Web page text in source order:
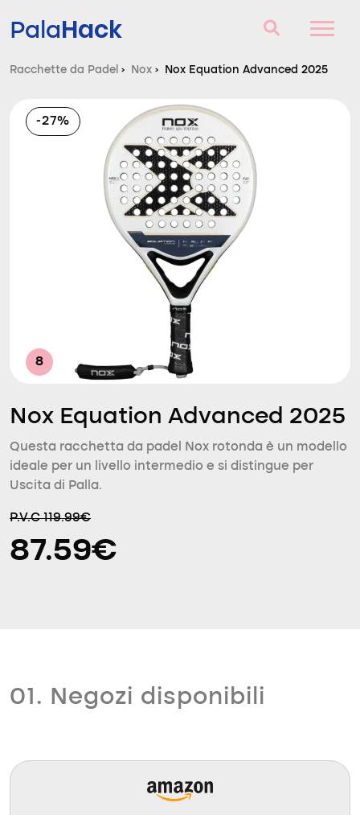
PalaHack
Racchette da Padel
Domande e risposte
Comparatore
Racchette da Padel › Nox › Nox Equation Advanced 2025
-27%
8
Nox Equation Advanced 2025
Questa racchetta da padel Nox rotonda è un modello
ideale per un livello intermedio e si distingue per
Uscita di Palla.
P.V.C 119.99€
87.59€
01. Negozi disponibili